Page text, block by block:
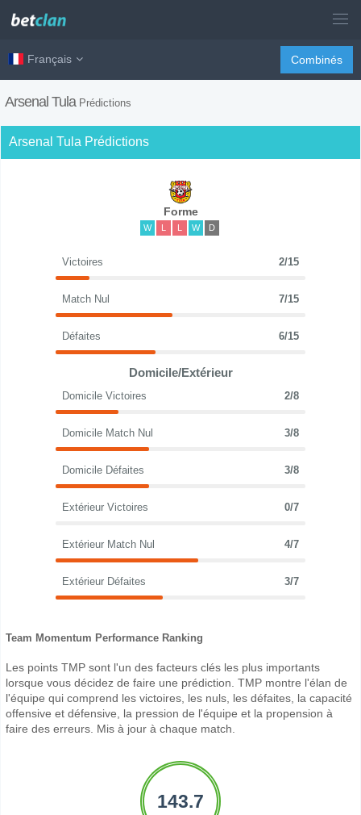
Français Combinés
Arsenal Tula Prédictions
Arsenal Tula Prédictions
Forme
W L L W D
Victoires 2/15
Match Nul 7/15
Défaites 6/15
Domicile/Extérieur
Domicile Victoires 2/8
Domicile Match Nul 3/8
Domicile Défaites 3/8
Extérieur Victoires 0/7
Extérieur Match Nul 4/7
Extérieur Défaites 3/7
Team Momentum Performance Ranking
Les points TMP sont l'un des facteurs clés les plus importants
lorsque vous décidez de faire une prédiction. TMP montre l'élan de
l'équipe qui comprend les victoires, les nuls, les défaites, la capacité
offensive et défensive, la pression de l'équipe et la propension à
faire des erreurs. Mis à jour à chaque match.
143.7